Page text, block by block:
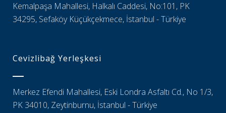
Kemalpaşa Mahallesi, Halkalı Caddesi, No:101, PK
34295, Sefaköy Küçükçekmece, İstanbul - Türkiye
Cevizlibağ Yerleşkesi
Merkez Efendi Mahallesi, Eski Londra Asfaltı Cd., No 1/3,
PK 34010, Zeytinburnu, İstanbul - Türkiye